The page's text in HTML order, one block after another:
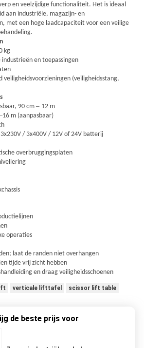
en veelzijdige functionaliteit. Het is ideaal
aan industriële, magazijn- en
met een hoge laadcapaciteit voor een veilige
kg
en toepassingen
(veiligheidsstang,
90 cm – 12 m
16 m (aanpasbaar)
/ 3x400V / 12V of 24V batterij
overbruggingsplaten
operaties
laat de randen niet overhangen
tijde vrij zicht hebben
en draag veiligheidsschoenen
verticale lifttafel scissor lift table
de beste prijs voor